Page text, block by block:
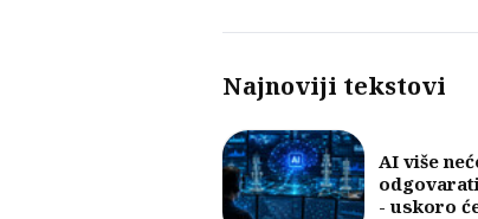
Najnoviji tekstovi
AI više
- uskoro